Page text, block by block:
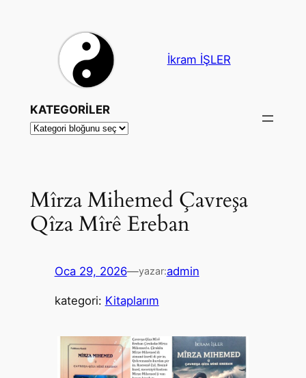
İkram İŞLER
KATEGORİLER
Mîrza Mihemed Çavreşa
Qîza Mîrê Ereban
Oca 29, 2026—yazar:admin
kategori: Kitaplarım